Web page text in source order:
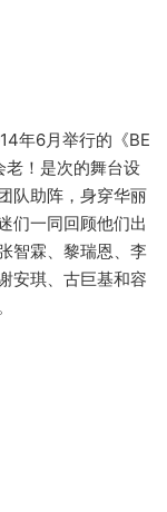
年6月举行的《BE
老！是次的舞台设
队助阵，身穿华丽
们一同回顾他们出
智霖、黎瑞恩、李
安琪、古巨基和容